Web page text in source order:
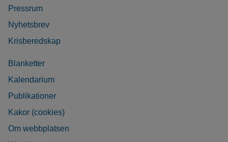
Pressrum
Nyhetsbrev
Krisberedskap
Blanketter
Kalendarium
Publikationer
Kakor (cookies)
Om webbplatsen